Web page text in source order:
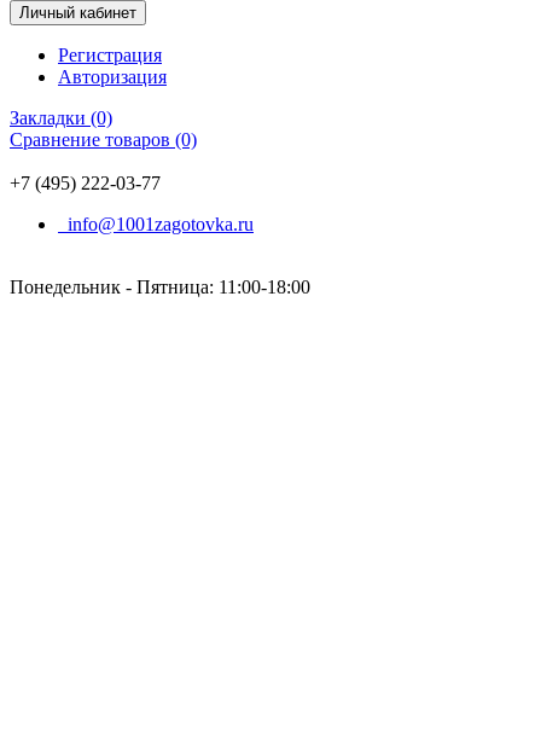
Личный кабинет
Регистрация
Авторизация
Закладки (0)
Сравнение товаров (0)
+7 (495) 222-03-77
info@1001zagotovka.ru
Понедельник - Пятница: 11:00-18:00